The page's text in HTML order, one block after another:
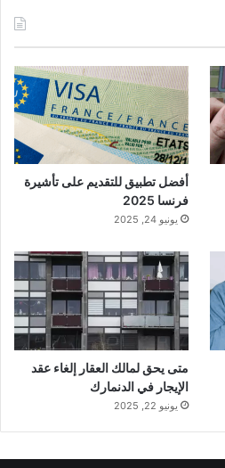
أفضل تطبيق للتقديم على تأشيرة
فرنسا 2025
يونيو 24, 2025
متى يحق لمالك العقار إلغاء عقد
الإيجار في الدنمارك
يونيو 22, 2025